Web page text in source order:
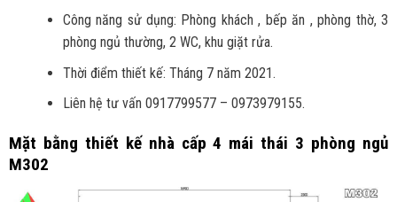
Công năng sử dụng: Phòng khách , bếp ăn , phòng thờ, 3
phòng ngủ thường, 2 WC, khu giặt rửa.
Thời điểm thiết kế: Tháng 7 năm 2021.
Liên hệ tư vấn 0917799577 – 0973979155.
Mặt bằng thiết kế nhà cấp 4 mái thái 3 phòng ngủ
M302